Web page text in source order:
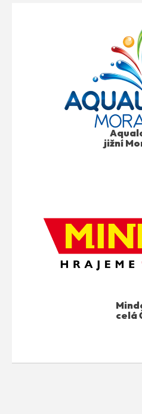
jižní
celá